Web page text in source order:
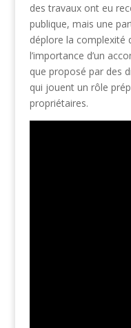
des travaux ont eu
publique, mais une
déplore la complexité
l’importance d’un
que proposé par des
qui jouent un rôle
propriétaires.